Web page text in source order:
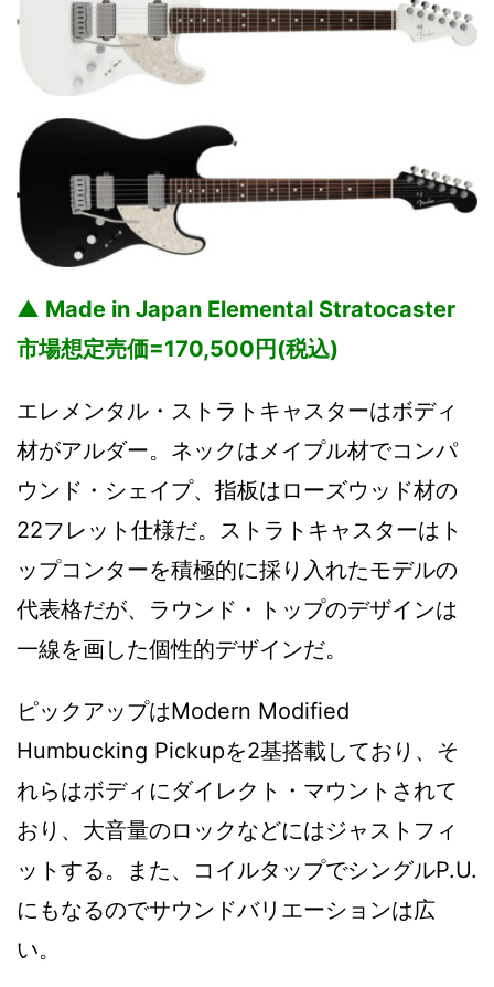
▲ Made in Japan Elemental Stratocaster
市場想定売価=170,500円(税込)
エレメンタル・ストラトキャスターはボディ
材がアルダー。ネックはメイプル材でコンパ
ウンド・シェイプ、指板はローズウッド材の
22フレット仕様だ。ストラトキャスターはト
ップコンターを積極的に採り入れたモデルの
代表格だが、ラウンド・トップのデザインは
一線を画した個性的デザインだ。
ピックアップはModern Modified
Humbucking Pickupを2基搭載しており、そ
れらはボディにダイレクト・マウントされて
おり、大音量のロックなどにはジャストフィ
ットする。また、コイルタップでシングルP.U.
にもなるのでサウンドバリエーションは広
い。